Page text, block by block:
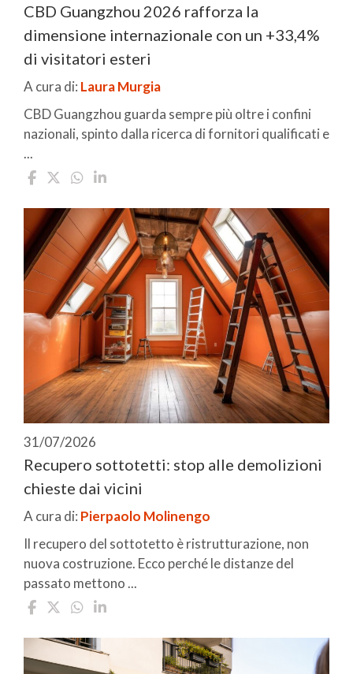
CBD Guangzhou 2026 rafforza la
dimensione internazionale con un +33,4%
di visitatori esteri
A cura di: Laura Murgia
CBD Guangzhou guarda sempre più oltre i confini
nazionali, spinto dalla ricerca di fornitori qualificati e
...
31/07/2026
Recupero sottotetti: stop alle demolizioni
chieste dai vicini
A cura di: Pierpaolo Molinengo
Il recupero del sottotetto è ristrutturazione, non
nuova costruzione. Ecco perché le distanze del
passato mettono ...